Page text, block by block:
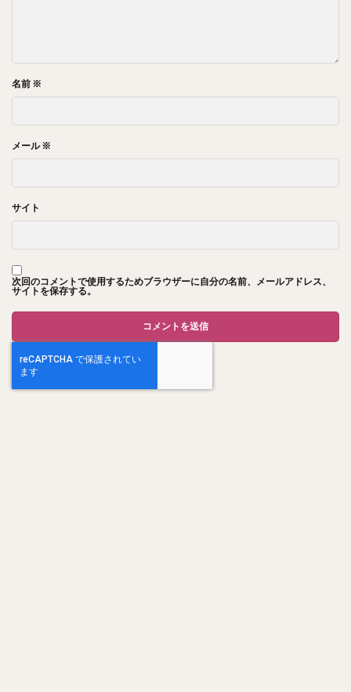
名前 ※
メール※
サイト
次回のコメントで使用するためブラウザーに自分の名前、メールアドレス、
サイトを保存する。